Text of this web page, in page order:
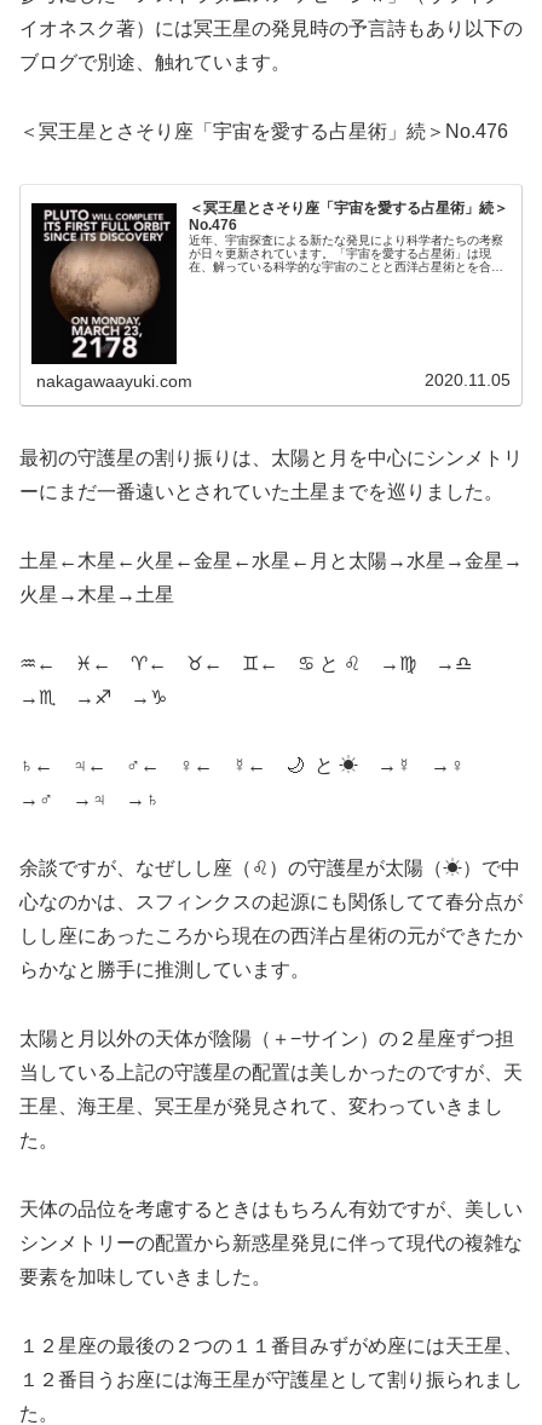
イオネスク著）には冥王星の発見時の予言詩もあり以下の
ブログで別途、触れています。
＜冥王星とさそり座「宇宙を愛する占星術」続＞ No.476
＜冥王星とさそり座「宇宙を愛する占星術」続＞
No.476
近年、宇宙探査による新たな発見により科学者たちの考察
が日々更新されています。「宇宙を愛する占星術」は現
在、解っている科学的な宇宙のことと西洋占星術とを合わ
nakagawaayuki.com 2020.11.05
最初の守護星の割り振りは、太陽と月を中心にシンメトリ
ーにまだ一番遠いとされていた土星までを巡りました。
土星 ← 木星 ← 火星 ←金星 ← 水星 ← 月と太陽→ 水星 →金星 →
火星 → 木星 → 土星
♒ ← ♓ ← ♈← ♉ ← ♊ ← ♋ と ♌ → ♍ → ♎
→♏ → ♐ → ♑
♄ ← ♃ ← ♂ ← ♀ ← ☿ ← 🌙 と ☀ → ☿ → ♀
→ ♂ → ♃ → ♄
余談ですが、なぜしし座（ ♌ ）の守護星が太陽（☀）で中
心なのかは、スフィンクスの起源にも関係してて春分点が
しし座にあったころから現在の西洋占星術の元ができたか
らかなと勝手に推測しています。
太陽と月以外の天体が陰陽（＋−サイン）の２星座ずつ担
当している上記の守護星の配置は美しかったのですが、天
王星、海王星、冥王星が発見されて、変わっていきまし
た。
天体の品位を考慮するときはもちろん有効ですが、美しい
シンメトリーの配置から新惑星発見に伴って現代の複雑な
要素を加味していきました。
１２星座の最後の２つの１１番目みずがめ座には天王星、
１２番目うお座には海王星が守護星として割り振られまし
た。